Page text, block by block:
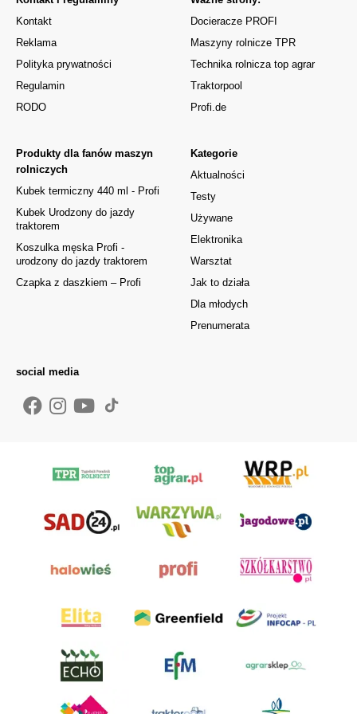
Kontakt
Reklama
Polityka prywatności
Regulamin
RODO
Kategorie
Aktualności
Testy
Używane
Elektronika
Warsztat
Jak to działa
Dla młodych
Prenumerata
Produkty dla fanów maszyn
rolniczych
Kubek termiczny 440 ml - Profi
Kubek Urodzony do jazdy
traktorem
Koszulka męska Profi -
urodzony do jazdy traktorem
Czapka z daszkiem – Profi
Docieracze PROFI
Maszyny rolnicze TPR
Technika rolnicza top agrar
Traktorpool
Profi.de
social media